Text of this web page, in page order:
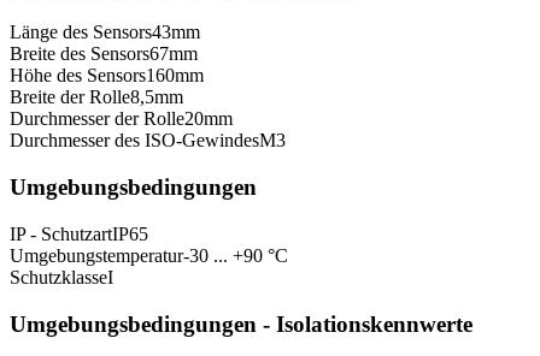
Länge des Sensors43mm
Breite des Sensors67mm
Höhe des Sensors160mm
Breite der Rolle8,5mm
Durchmesser der Rolle20mm
Durchmesser des ISO-GewindesM3
Umgebungsbedingungen
IP - SchutzartIP65
Umgebungstemperatur-30 ... +90 °C
SchutzklasseI
Umgebungsbedingungen - Isolationskennwerte